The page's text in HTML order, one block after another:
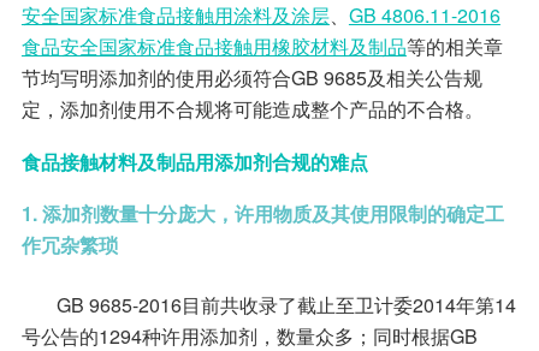
安全国家标准食品接触用涂料及涂层、 GB 4806.11-2016
食品安全国家标准食品接触用橡胶材料及制品等的相关章
节均写明添加剂的使用必须符合GB 9685及相关公告规
定，添加剂使用不合规将可能造成整个产品的不合格。
食品接触材料及制品用添加剂合规的难点
1. 添加剂数量十分庞大，许用物质及其使用限制的确定工
作冗杂繁琐
GB 9685-2016目前共收录了截止至卫计委2014年第14
号公告的1294种许用添加剂，数量众多；同时根据GB